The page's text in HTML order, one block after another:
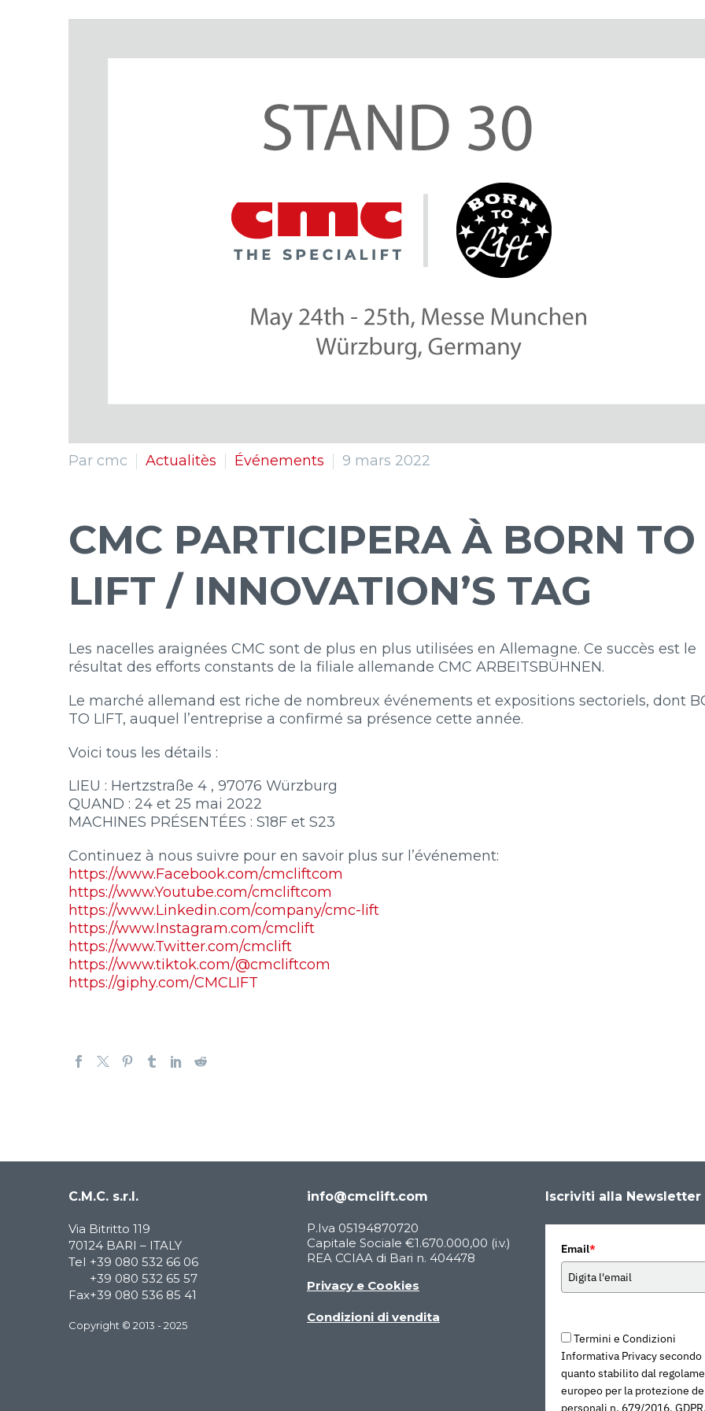
Par cmc Actualitès Événements 9 mars 2022
CMC PARTICIPERA À BORN TO
LIFT / INNOVATION’S TAG
Les nacelles araignées CMC sont de plus en plus utilisées en Allemagne. Ce succès est le
résultat des efforts constants de la filiale allemande CMC ARBEITSBÜHNEN.
Le marché allemand est riche de nombreux événements et expositions sectoriels, dont
TO LIFT, auquel l’entreprise a confirmé sa présence cette année.
Voici tous les détails :
LIEU : Hertzstraße 4 , 97076 Würzburg
QUAND : 24 et 25 mai 2022
MACHINES PRÉSENTÉES : S18F et S23
Continuez à nous suivre pour en savoir plus sur l’événement:
https://www.Facebook.com/cmcliftcom
https://www.Youtube.com/cmcliftcom
https://www.Linkedin.com/company/cmc-lift
https://www.Instagram.com/cmclift
https://www.Twitter.com/cmclift
https://www.tiktok.com/@cmcliftcom
https://giphy.com/CMCLIFT
C.M.C. s.r.l.
Via Bitritto 119
70124 BARI – ITALY
Tel +39 080 532 66 06
+39 080 532 65 57
Fax+39 080 536 85 41
Copyright © 2013 - 2025
info@cmclift.com
P.Iva 05194870720
Capitale Sociale €1.670.000,00 (i.v.)
REA CCIAA di Bari n. 404478
Privacy e Cookies
Condizioni di vendita
Iscriviti alla Newsletter
Email*
Termini e Condizioni
Informativa Privacy secondo
quanto stabilito dal
europeo per la protezione
personali n. 679/2016,